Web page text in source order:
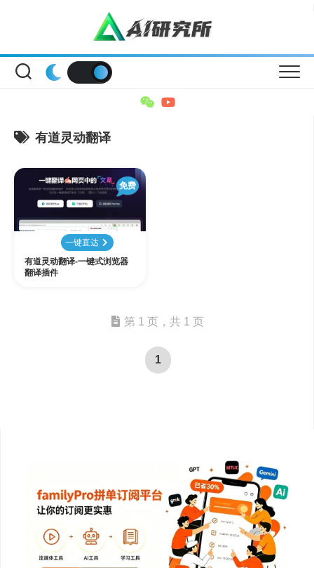
有道灵动翻译
免费
一键直达
有道灵动翻译-一键式浏览器
翻译插件
第 1 页，共 1 页
1